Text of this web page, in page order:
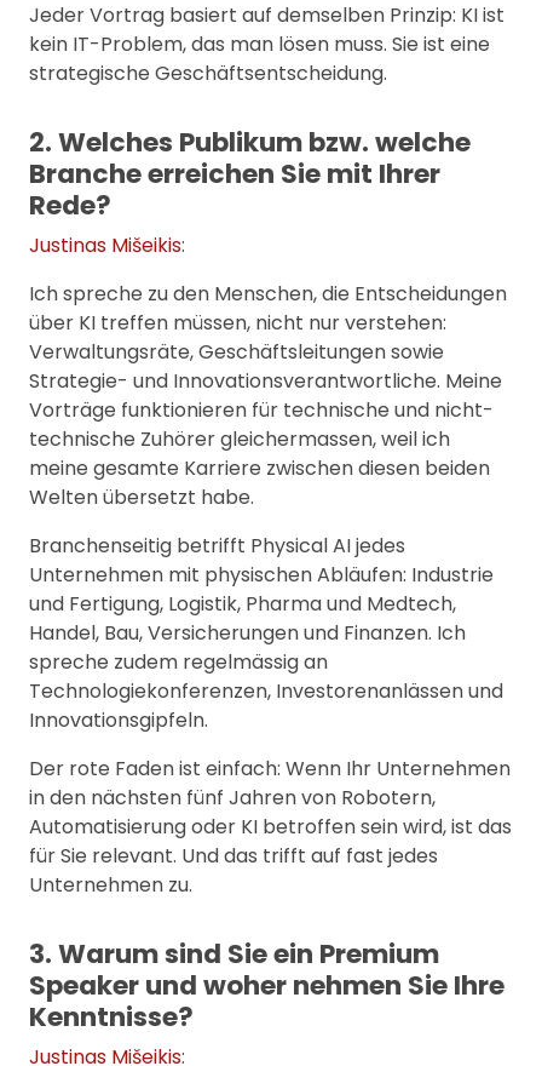
Jeder Vortrag basiert auf demselben Prinzip: KI ist
kein IT-Problem, das man lösen muss. Sie ist eine
strategische Geschäftsentscheidung.
2. Welches Publikum bzw. welche
Branche erreichen Sie mit Ihrer
Rede?
Justinas Mišeikis:
Ich spreche zu den Menschen, die Entscheidungen
über KI treffen müssen, nicht nur verstehen:
Verwaltungsräte, Geschäftsleitungen sowie
Strategie- und Innovationsverantwortliche. Meine
Vorträge funktionieren für technische und nicht-
technische Zuhörer gleichermassen, weil ich
meine gesamte Karriere zwischen diesen beiden
Welten übersetzt habe.
Branchenseitig betrifft Physical AI jedes
Unternehmen mit physischen Abläufen: Industrie
und Fertigung, Logistik, Pharma und Medtech,
Handel, Bau, Versicherungen und Finanzen. Ich
spreche zudem regelmässig an
Technologiekonferenzen, Investorenanlässen und
Innovationsgipfeln.
Der rote Faden ist einfach: Wenn Ihr Unternehmen
in den nächsten fünf Jahren von Robotern,
Automatisierung oder KI betroffen sein wird, ist das
für Sie relevant. Und das trifft auf fast jedes
Unternehmen zu.
3. Warum sind Sie ein Premium
Speaker und woher nehmen Sie Ihre
Kenntnisse?
Justinas Mišeikis: